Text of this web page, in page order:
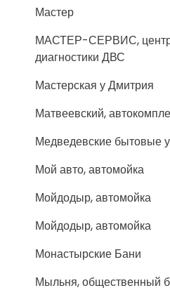
Мастер
МАСТЕР-СЕРВИС, центр
диагностики ДВС
Мастерская у Дмитрия
Матвеевский,
Медведевские бытовые
Мой авто, автомойка
Мойдодыр, автомойка
Мойдодыр, автомойка
Монастырские Бани
Мыльня, общественный